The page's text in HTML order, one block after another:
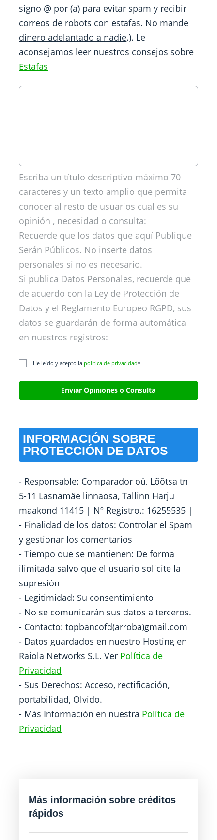
signo @ por (a) para evitar spam y recibir
correos de robots con estafas. No mande
dinero adelantado a nadie.). Le
aconsejamos leer nuestros consejos sobre
Estafas
Escriba un título descriptivo máximo 70
caracteres y un texto amplio que permita
conocer al resto de usuarios cual es su
opinión , necesidad o consulta:
Recuerde que los datos que aquí Publique
Serán Públicos. No inserte datos
personales si no es necesario.
Si publica Datos Personales, recuerde que
de acuerdo con la Ley de Protección de
Datos y el Reglamento Europeo RGPD, sus
datos se guardarán de forma automática
en nuestros registros:
He leído y acepto la política de privacidad*
INFORMACIÓN SOBRE
PROTECCIÓN DE DATOS
- Responsable: Comparador oü, Lõõtsa tn
5-11 Lasnamäe linnaosa, Tallinn Harju
maakond 11415 | Nº Registro.: 16255535 |
- Finalidad de los datos: Controlar el Spam
y gestionar los comentarios
- Tiempo que se mantienen: De forma
ilimitada salvo que el usuario solicite la
supresión
- Legitimidad: Su consentimiento
- No se comunicarán sus datos a terceros.
- Contacto: topbancofd(arroba)gmail.com
- Datos guardados en nuestro Hosting en
Raiola Networks S.L. Ver Política de
Privacidad
- Sus Derechos: Acceso, rectificación,
portabilidad, Olvido.
- Más Información en nuestra Política de
Privacidad
Más información sobre créditos
rápidos